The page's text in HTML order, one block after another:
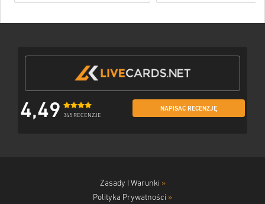
4,49 345 RECENZJE
NAPISAĆ RECENZJĘ
Zasady I Warunki »
Polityka Prywatności »